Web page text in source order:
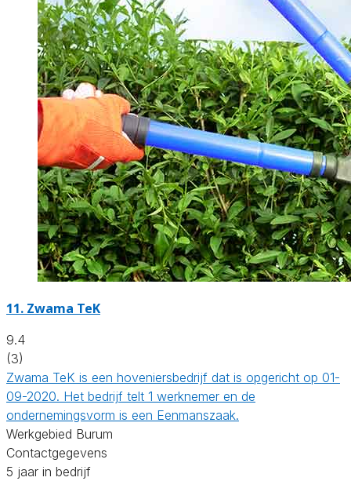
11. Zwama TeK
9.4
(3)
Zwama TeK is een hoveniersbedrijf dat is opgericht op 01-
09-2020. Het bedrijf telt 1 werknemer en de
ondernemingsvorm is een Eenmanszaak.
Werkgebied Burum
Contactgegevens
5 jaar in bedrijf